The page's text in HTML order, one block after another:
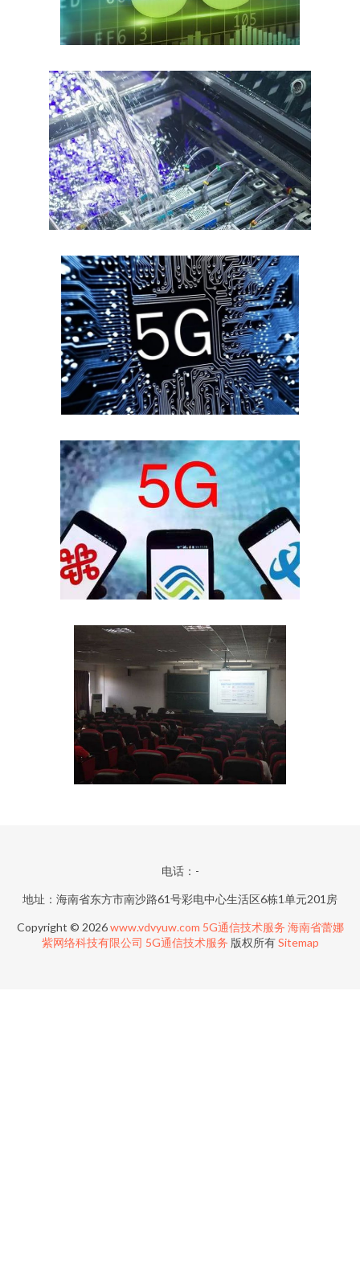
电话：-
地址：海南省东方市南沙路61号彩电中心生活区6栋1单元201房
Copyright © 2026www.vdvyuw.com 5G通信技术服务 海南省蕾娜
紫网络科技有限公司 5G通信技术服务 版权所有Sitemap